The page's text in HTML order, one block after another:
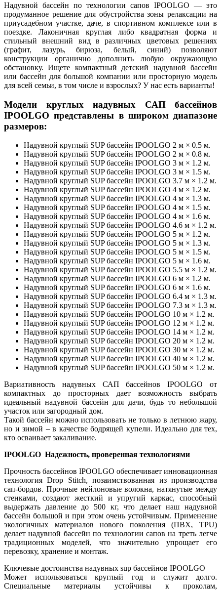
Надувной бассейн по технологии сапов IPOOLGO — это
продуманное решение для обустройства зоны релаксации на
приусадебном участке, даче, в спортивном комплексе или в
поездке. Лаконичная круглая либо квадратная форма и
стильный внешний вид в различных цветовых решениях
(графит, лазурь, бирюза, белый, синий) позволяют
конструкции органично дополнить любую окружающую
обстановку. Ищете компактный детский надувной бассейн
или бассейн для большой компании или просторную модель
для всей семьи, в том числе и взрослых? У нас есть варианты!
Модели круглых надувных САП бассейнов
IPOOLGO представлены в широком диапазоне
размеров:
Надувной круглый SUP бассейн IPOOLGO 2 м × 0.5 м.
Надувной круглый SUP бассейн IPOOLGO 2 м × 0.8 м.
Надувной круглый SUP бассейн IPOOLGO 3 м × 1.2 м.
Надувной круглый SUP бассейн IPOOLGO 3 м × 1.5 м.
Надувной круглый SUP бассейн IPOOLGO 3.7 м × 1.2 м.
Надувной круглый SUP бассейн IPOOLGO 4 м × 1.2 м.
Надувной круглый SUP бассейн IPOOLGO 4 м × 1.3 м.
Надувной круглый SUP бассейн IPOOLGO 4 м × 1.5 м.
Надувной круглый SUP бассейн IPOOLGO 4 м × 1.6 м.
Надувной круглый SUP бассейн IPOOLGO 4.6 м × 1.2 м.
Надувной круглый SUP бассейн IPOOLGO 5 м × 1.2 м.
Надувной круглый SUP бассейн IPOOLGO 5 м × 1.3 м.
Надувной круглый SUP бассейн IPOOLGO 5 м × 1.5 м.
Надувной круглый SUP бассейн IPOOLGO 5 м × 1.6 м.
Надувной круглый SUP бассейн IPOOLGO 5.5 м × 1.2 м.
Надувной круглый SUP бассейн IPOOLGO 6 м × 1.2 м.
Надувной круглый SUP бассейн IPOOLGO 6 м × 1.6 м.
Надувной круглый SUP бассейн IPOOLGO 6.4 м × 1.3 м.
Надувной круглый SUP бассейн IPOOLGO 7.3 м × 1.3 м.
Надувной круглый SUP бассейн IPOOLGO 10 м × 1.2 м.
Надувной круглый SUP бассейн IPOOLGO 12 м × 1.2 м.
Надувной круглый SUP бассейн IPOOLGO 14 м × 1.2 м.
Надувной круглый SUP бассейн IPOOLGO 20 м × 1.2 м.
Надувной круглый SUP бассейн IPOOLGO 30 м × 1.2 м.
Надувной круглый SUP бассейн IPOOLGO 40 м × 1.2 м.
Надувной круглый SUP бассейн IPOOLGO 50 м × 1.2 м.
Вариативность надувных САП бассейнов IPOOLGO от
компактных до просторных дает возможность выбрать
идеальный надувной бассейн для дачи, будь то небольшой
участок или загородный дом.
Такой бассейн можно использовать не только в летнюю жару,
но и зимой – в качестве бодрящей купели. Идеально для тех,
кто осваивает закаливание.
IPOOLGO Надежность, проверенная технологиями
Прочность бассейнов IPOOLGO обеспечивает инновационная
технология Drop Stitch, позаимствованная из производства
сап-бордов. Прочные нейлоновые волокна, натянутые между
стенками, создают жесткий и упругий каркас, способный
выдержать давление до 500 кг, что делает наш надувной
бассейн большой и при этом очень устойчивым. Применение
экологичных материалов нового поколения (ПВХ, TPU)
делает надувной бассейн по технологии сапов на треть легче
традиционных моделей, что значительно упрощает его
перевозку, хранение и монтаж.
Ключевые достоинства надувных sup бассейнов IPOOLGO
Может использоваться круглый год и служит долго.
Специальные материалы устойчивы к проколам,